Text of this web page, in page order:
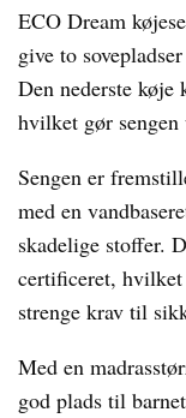
ECO Dream
give to
Den nederste køje
hvilket gør sengen
Sengen er
med en
skadelige stoffer.
certificeret,
strenge krav til
Med en
god plads til